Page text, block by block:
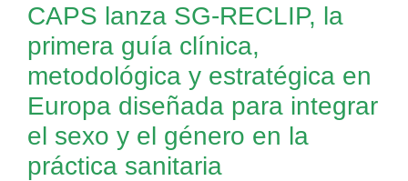
CAPS lanza SG-RECLIP, la
primera guía clínica,
metodológica y estratégica en
Europa diseñada para integrar
el sexo y el género en la
práctica sanitaria